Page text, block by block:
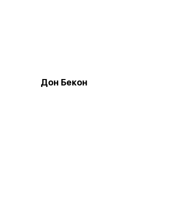
Дон Бекон